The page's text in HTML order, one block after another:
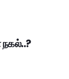
நகல்..?